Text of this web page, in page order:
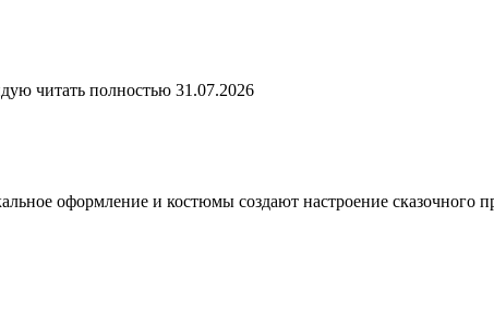
читать полностью 31.07.2026
оформление и костюмы создают настроение сказочного